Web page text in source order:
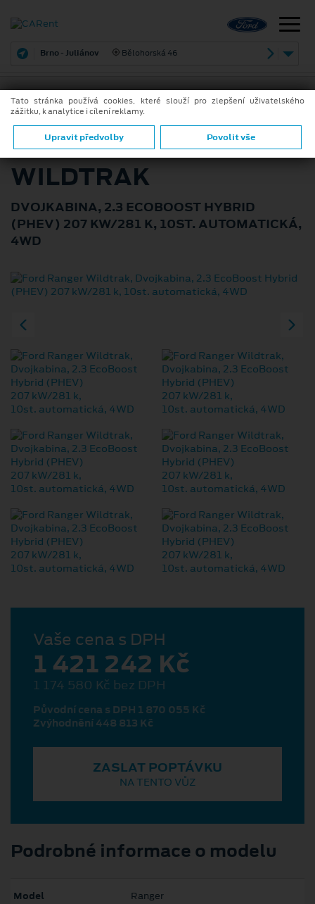
Brno - Juliánov Bělohorská 46
FORD RANGER
WILDTRAK
DVOJKABINA, 2.3 ECOBOOST HYBRID
(PHEV) 207 KW/281 K, 10ST. AUTOMATICKÁ,
4WD
Vaše cena s DPH
1 421 242 Kč
1 174 580 Kč bez DPH
Původní cena s DPH 1 870 055 Kč
Zvýhodnění 448 813 Kč
ZASLAT POPTÁVKU
NA TENTO VŮZ
Podrobné informace o modelu
Model Ranger
Tato stránka používá cookies, které slouží pro zlepšení uživatelského
zážitku, k analytice i cílení reklamy.
Upravit předvolby Povolit vše